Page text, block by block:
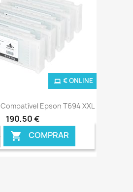
Epson T694 XXL
190,50 €
 COMPRAR
€ ONLINE